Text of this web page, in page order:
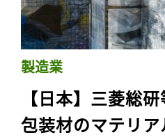
製造業
【日本】三菱総
包装材のマテリ